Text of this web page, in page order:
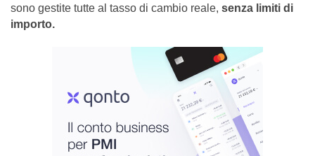
sono gestite tutte al tasso di cambio reale, senza limiti di
importo.